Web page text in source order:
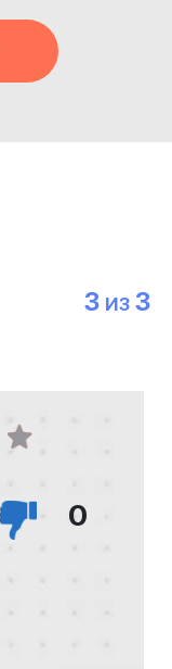
3 ИЗ 3
0